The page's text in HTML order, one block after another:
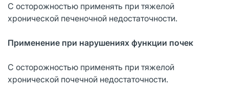
С осторожностью применять при тяжелой
хронической печеночной недостаточности.
Применение при нарушениях функции почек
С осторожностью применять при тяжелой
хронической почечной недостаточности.